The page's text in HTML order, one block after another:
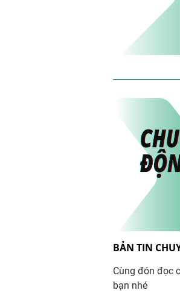
BẢN TIN
Cùng đón đọc
bạn nhé